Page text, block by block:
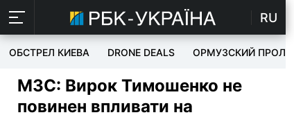
RU
ОБСТРЕЛ КИЕВА DRONE DEALS ОРМУЗСКИЙ ПРОЛИВ
МЗС: Вирок Тимошенко не
повинен впливати на